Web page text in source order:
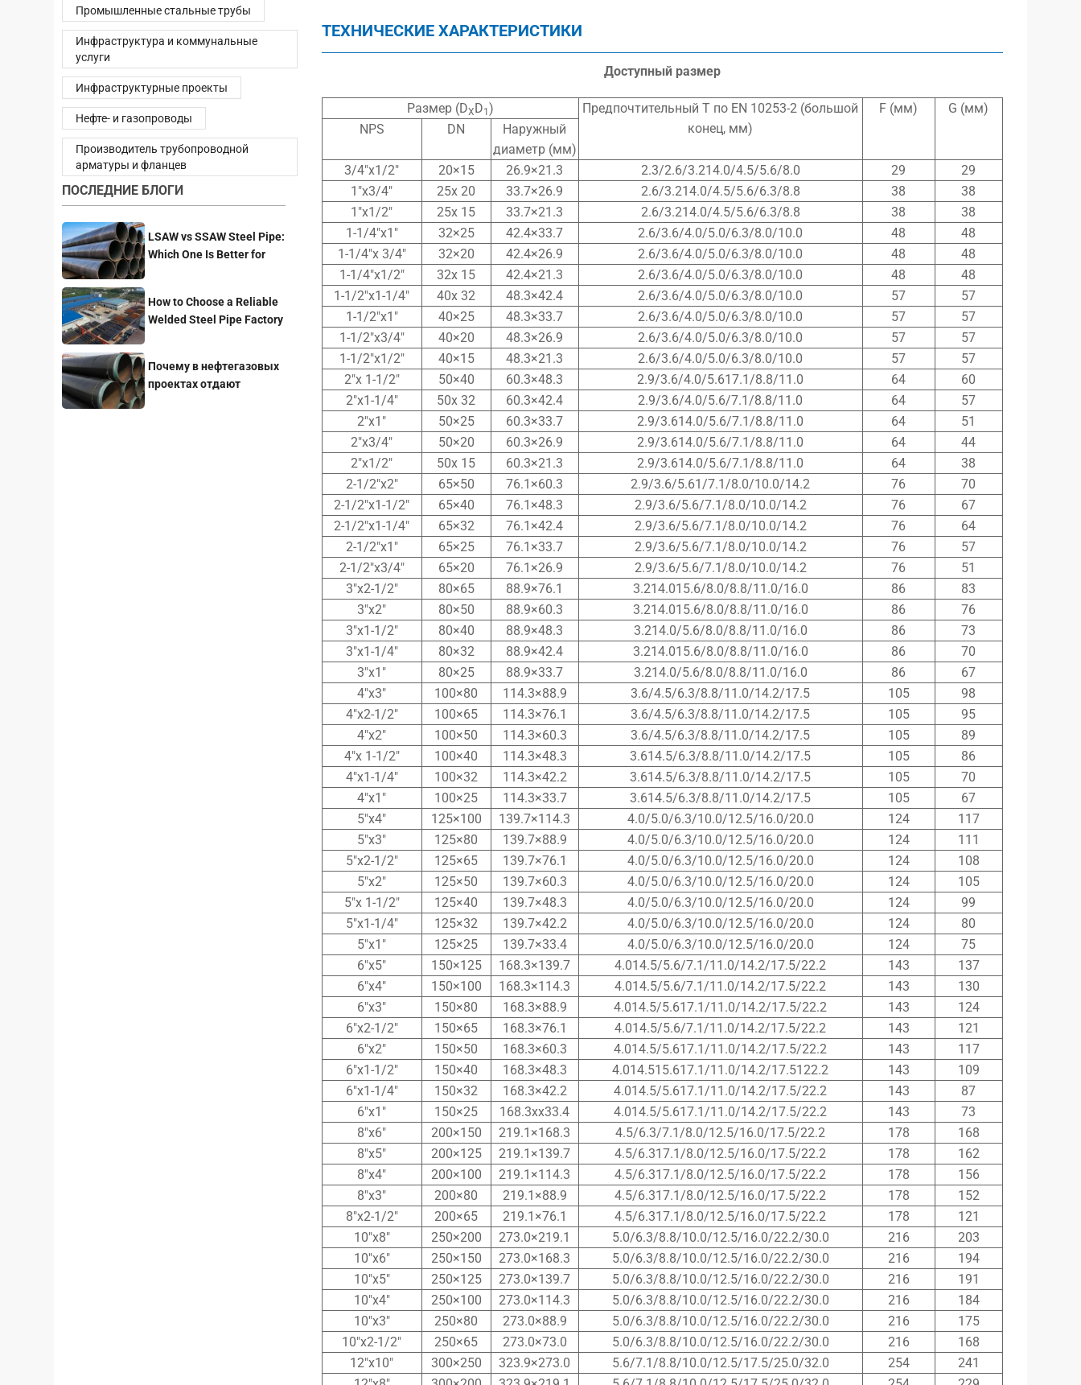
Промышленные стальные трубы
Инфраструктура и коммунальные
услуги
Инфраструктурные проекты
Нефте- и газопроводы
Производитель трубопроводной
арматуры и фланцев
ПОСЛЕДНИЕ БЛОГИ
LSAW vs SSAW Steel Pipe:
Which One Is Better for
How to Choose a Reliable
Welded Steel Pipe Factory
Почему в нефтегазовых
проектах отдают
ТЕХНИЧЕСКИЕ ХАРАКТЕРИСТИКИ
Доступный размер
Размер (DXD1)
Предпочтительный T по EN 10253-2 (большой
конец, мм)
F (мм)
G (мм)
NPS
DN
Наружный
диаметр (мм)
3/4″x1/2″
20×15 26.9×21.3 2.3/2.6/3.214.0/4.5/5.6/8.0 29
29
1″x3/4″
25x 20 33.7×26.9 2.6/3.214.0/4.5/5.6/6.3/8.8 38
38
1″x1/2″
25x 15 33.7×21.3 2.6/3.214.0/4.5/5.6/6.3/8.8 38
38
1-1/4″x1″
32×25 42.4×33.7 2.6/3.6/4.0/5.0/6.3/8.0/10.0 48
48
1-1/4″x 3/4″
32×20 42.4×26.9 2.6/3.6/4.0/5.0/6.3/8.0/10.0 48
48
1-1/4″x1/2″
32x 15 42.4×21.3 2.6/3.6/4.0/5.0/6.3/8.0/10.0 48
48
1-1/2″x1-1/4″
40x 32 48.3×42.4 2.6/3.6/4.0/5.0/6.3/8.0/10.0 57
57
1-1/2″x1″
40×25 48.3×33.7 2.6/3.6/4.0/5.0/6.3/8.0/10.0 57
57
1-1/2″x3/4″
40×20 48.3×26.9 2.6/3.6/4.0/5.0/6.3/8.0/10.0 57
57
1-1/2″x1/2″
40×15 48.3×21.3 2.6/3.6/4.0/5.0/6.3/8.0/10.0 57
57
2″x 1-1/2″
50×40 60.3×48.3 2.9/3.6/4.0/5.617.1/8.8/11.0 64
60
2″x1-1/4″
50x 32 60.3×42.4 2.9/3.6/4.0/5.6/7.1/8.8/11.0 64
57
2″x1″
50×25 60.3×33.7 2.9/3.614.0/5.6/7.1/8.8/11.0 64
51
2″x3/4″
50×20 60.3×26.9 2.9/3.614.0/5.6/7.1/8.8/11.0 64
44
2″x1/2″
50x 15 60.3×21.3 2.9/3.614.0/5.6/7.1/8.8/11.0 64
38
2-1/2″x2″
65×50 76.1×60.3 2.9/3.6/5.61/7.1/8.0/10.0/14.2 76
70
2-1/2″x1-1/2″
65×40 76.1×48.3 2.9/3.6/5.6/7.1/8.0/10.0/14.2 76
67
2-1/2″x1-1/4″
65×32 76.1×42.4 2.9/3.6/5.6/7.1/8.0/10.0/14.2 76
64
2-1/2″x1″
65×25 76.1×33.7 2.9/3.6/5.6/7.1/8.0/10.0/14.2 76
57
2-1/2″x3/4″
65×20 76.1×26.9 2.9/3.6/5.6/7.1/8.0/10.0/14.2 76
51
3″x2-1/2″
80×65 88.9×76.1 3.214.015.6/8.0/8.8/11.0/16.0 86
83
3″x2″
80×50 88.9×60.3 3.214.015.6/8.0/8.8/11.0/16.0 86
76
3″x1-1/2″
80×40 88.9×48.3 3.214.0/5.6/8.0/8.8/11.0/16.0 86
73
3″x1-1/4″
80×32 88.9×42.4 3.214.015.6/8.0/8.8/11.0/16.0 86
70
3″x1″
80×25 88.9×33.7 3.214.0/5.6/8.0/8.8/11.0/16.0 86
67
4″x3″
100×80 114.3×88.9 3.6/4.5/6.3/8.8/11.0/14.2/17.5 105
98
4″x2-1/2″
100×65 114.3×76.1 3.6/4.5/6.3/8.8/11.0/14.2/17.5 105
95
4″x2″
100×50 114.3×60.3 3.6/4.5/6.3/8.8/11.0/14.2/17.5 105
89
4″x 1-1/2″
100×40 114.3×48.3 3.614.5/6.3/8.8/11.0/14.2/17.5 105
86
4″x1-1/4″
100×32 114.3×42.2 3.614.5/6.3/8.8/11.0/14.2/17.5 105
70
4″x1″
100×25 114.3×33.7 3.614.5/6.3/8.8/11.0/14.2/17.5 105
67
5″x4″
125×100 139.7×114.3 4.0/5.0/6.3/10.0/12.5/16.0/20.0 124
117
5″x3″
125×80 139.7×88.9 4.0/5.0/6.3/10.0/12.5/16.0/20.0 124
111
5″x2-1/2″
125×65 139.7×76.1 4.0/5.0/6.3/10.0/12.5/16.0/20.0 124
108
5″x2″
125×50 139.7×60.3 4.0/5.0/6.3/10.0/12.5/16.0/20.0 124
105
5″x 1-1/2″
125×40 139.7×48.3 4.0/5.0/6.3/10.0/12.5/16.0/20.0 124
99
5″x1-1/4″
125×32 139.7×42.2 4.0/5.0/6.3/10.0/12.5/16.0/20.0 124
80
5″x1″
125×25 139.7×33.4 4.0/5.0/6.3/10.0/12.5/16.0/20.0 124
75
6″x5″
150×125 168.3×139.7 4.014.5/5.6/7.1/11.0/14.2/17.5/22.2 143
137
6″x4″
150×100 168.3×114.3 4.014.5/5.6/7.1/11.0/14.2/17.5/22.2 143
130
6″x3″
150×80 168.3×88.9 4.014.5/5.617.1/11.0/14.2/17.5/22.2 143
124
6″x2-1/2″
150×65 168.3×76.1 4.014.5/5.6/7.1/11.0/14.2/17.5/22.2 143
121
6″x2″
150×50 168.3×60.3 4.014.5/5.617.1/11.0/14.2/17.5/22.2 143
117
6″x1-1/2″
150×40 168.3×48.3 4.014.515.617.1/11.0/14.2/17.5122.2 143
109
6″x1-1/4″
150×32 168.3×42.2 4.014.5/5.617.1/11.0/14.2/17.5/22.2 143
87
6″x1″
150×25 168.3xx33.4 4.014.5/5.617.1/11.0/14.2/17.5/22.2 143
73
8″x6″
200×150 219.1×168.3 4.5/6.3/7.1/8.0/12.5/16.0/17.5/22.2 178
168
8″x5″
200×125 219.1×139.7 4.5/6.317.1/8.0/12.5/16.0/17.5/22.2 178
162
8″x4″
200×100 219.1×114.3 4.5/6.317.1/8.0/12.5/16.0/17.5/22.2 178
156
8″x3″
200×80 219.1×88.9 4.5/6.317.1/8.0/12.5/16.0/17.5/22.2 178
152
8″x2-1/2″
200×65 219.1×76.1 4.5/6.317.1/8.0/12.5/16.0/17.5/22.2 178
121
10″x8″
250×200 273.0×219.1 5.0/6.3/8.8/10.0/12.5/16.0/22.2/30.0 216
203
10″x6″
250×150 273.0×168.3 5.0/6.3/8.8/10.0/12.5/16.0/22.2/30.0 216
194
10″x5″
250×125 273.0×139.7 5.0/6.3/8.8/10.0/12.5/16.0/22.2/30.0 216
191
10″x4″
250×100 273.0×114.3 5.0/6.3/8.8/10.0/12.5/16.0/22.2/30.0 216
184
10″x3″
250×80 273.0×88.9 5.0/6.3/8.8/10.0/12.5/16.0/22.2/30.0 216
175
10″x2-1/2″
250×65 273.0×73.0 5.0/6.3/8.8/10.0/12.5/16.0/22.2/30.0 216
168
12″x10″
300×250 323.9×273.0 5.6/7.1/8.8/10.0/12.5/17.5/25.0/32.0 254
241